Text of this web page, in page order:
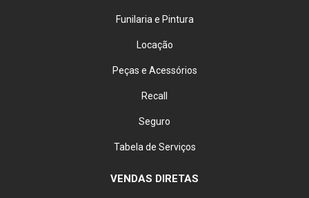
Funilaria e Pintura
Locação
Peças e Acessórios
Recall
Seguro
Tabela de Serviços
VENDAS DIRETAS